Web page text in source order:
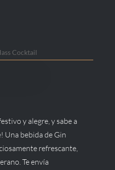
y alegre, y sabe a
Una bebida de Gin
refrescante,
Te envía